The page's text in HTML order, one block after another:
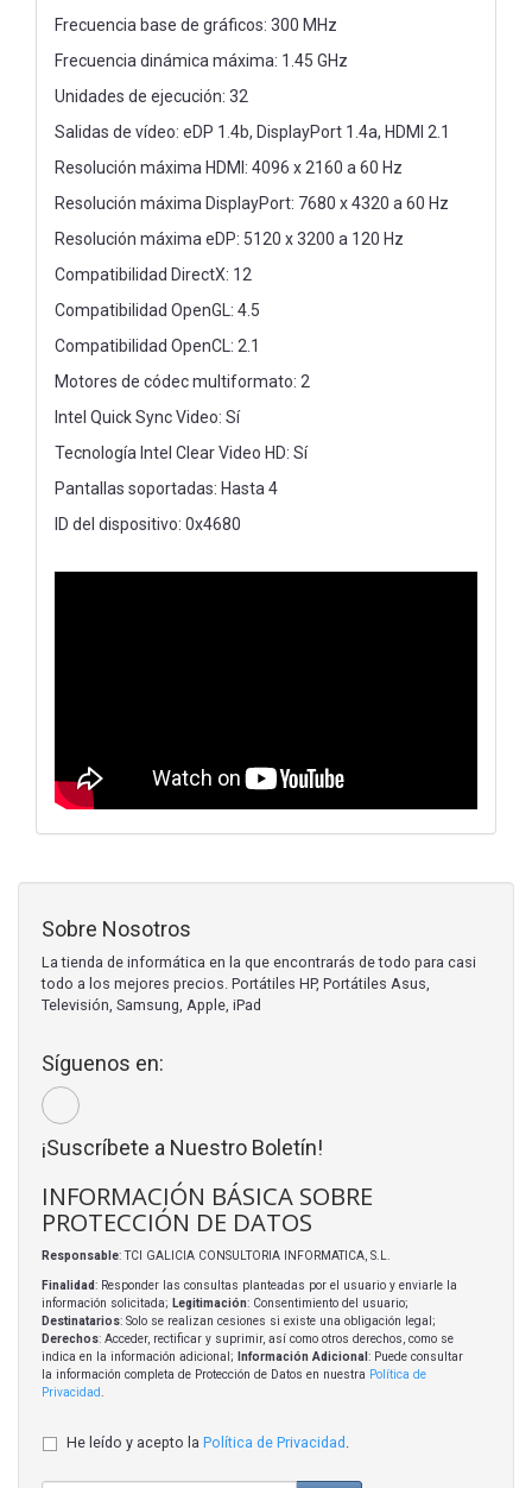
Frecuencia base de gráficos: 300 MHz
Frecuencia dinámica máxima: 1.45 GHz
Unidades de ejecución: 32
Salidas de vídeo: eDP 1.4b, DisplayPort 1.4a, HDMI 2.1
Resolución máxima HDMI: 4096 x 2160 a 60 Hz
Resolución máxima DisplayPort: 7680 x 4320 a 60 Hz
Resolución máxima eDP: 5120 x 3200 a 120 Hz
Compatibilidad DirectX: 12
Compatibilidad OpenGL: 4.5
Compatibilidad OpenCL: 2.1
Motores de códec multiformato: 2
Intel Quick Sync Video: Sí
Tecnología Intel Clear Video HD: Sí
Pantallas soportadas: Hasta 4
ID del dispositivo: 0x4680
Sobre Nosotros
La tienda de informática en la que encontrarás de todo para casi
todo a los mejores precios. Portátiles HP, Portátiles Asus,
Televisión, Samsung, Apple, iPad
Síguenos en:
¡Suscríbete a Nuestro Boletín!
INFORMACIÓN BÁSICA SOBRE
PROTECCIÓN DE DATOS
Responsable: TCI GALICIA CONSULTORIA INFORMATICA, S.L.
Finalidad: Responder las consultas planteadas por el usuario y enviarle la
información solicitada; Legitimación: Consentimiento del usuario;
Destinatarios: Solo se realizan cesiones si existe una obligación legal;
Derechos: Acceder, rectificar y suprimir, así como otros derechos, como se
indica en la información adicional;
Información Adicional : Puede consultar
la información completa de Protección de Datos en nuestra Política de
Privacidad
He leído y acepto la Política de Privacidad